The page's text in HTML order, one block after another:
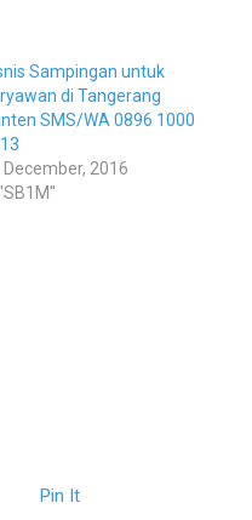
Sampingan untuk
di Tangerang
SMS/WA 0896 1000
December, 2016
Pin It